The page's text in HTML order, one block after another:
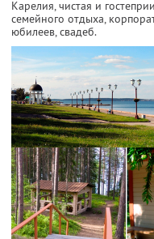
Карелия, чистая и
семейного отдыха,
юбилеев, свадеб.